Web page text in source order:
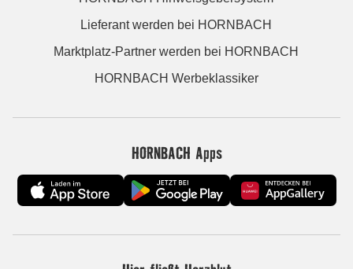
Lieferant werden bei HORNBACH
Marktplatz-Partner werden bei HORNBACH
HORNBACH Werbeklassiker
HORNBACH Apps